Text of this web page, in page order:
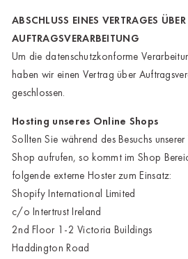
ABSCHLUSS EINES VERTRAGES ÜBER
AUFTRAGSVERARBEITUNG
Um die datenschutzkonforme
haben wir einen Vertrag über
geschlossen.
Hosting unseres Online Shops
Sollten Sie während des Besuchs
Shop aufrufen, so kommt im Shop
folgende externe Hoster zum Einsatz:
Shopify International Limited
c/o Intertrust Ireland
2nd Floor 1-2 Victoria Buildings
Haddington Road